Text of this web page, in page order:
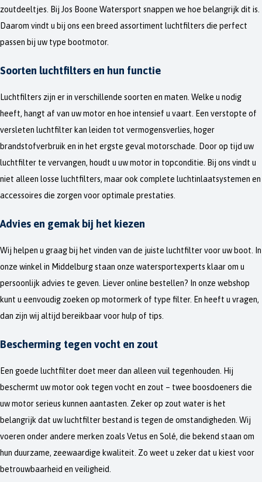
zoutdeeltjes. Bij Jos Boone Watersport snappen we hoe belangrijk dit is.
Daarom vindt u bij ons een breed assortiment luchtfilters die perfect
passen bij uw type bootmotor.
Soorten luchtfilters en hun functie
Luchtfilters zijn er in verschillende soorten en maten. Welke u nodig
heeft, hangt af van uw motor en hoe intensief u vaart. Een verstopte of
versleten luchtfilter kan leiden tot vermogensverlies, hoger
brandstofverbruik en in het ergste geval motorschade. Door op tijd uw
luchtfilter te vervangen, houdt u uw motor in topconditie. Bij ons vindt u
niet alleen losse luchtfilters, maar ook complete luchtinlaatsystemen en
accessoires die zorgen voor optimale prestaties.
Advies en gemak bij het kiezen
Wij helpen u graag bij het vinden van de juiste luchtfilter voor uw boot. In
onze winkel in Middelburg staan onze watersportexperts klaar om u
persoonlijk advies te geven. Liever online bestellen? In onze webshop
kunt u eenvoudig zoeken op motormerk of type filter. En heeft u vragen,
dan zijn wij altijd bereikbaar voor hulp of tips.
Bescherming tegen vocht en zout
Een goede luchtfilter doet meer dan alleen vuil tegenhouden. Hij
beschermt uw motor ook tegen vocht en zout – twee boosdoeners die
uw motor serieus kunnen aantasten. Zeker op zout water is het
belangrijk dat uw luchtfilter bestand is tegen de omstandigheden. Wij
voeren onder andere merken zoals Vetus en Solé, die bekend staan om
hun duurzame, zeewaardige kwaliteit. Zo weet u zeker dat u kiest voor
betrouwbaarheid en veiligheid.